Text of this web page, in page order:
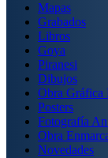
Mapas
Grabados
Libros
Goya
Piranesi
Dibujos
Obra Gráfica
Posters
Fotografía
Obra
Novedades